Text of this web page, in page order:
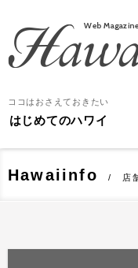
ココはおさえておきたい
はじめてのハワイ
Hawaiinfo 店